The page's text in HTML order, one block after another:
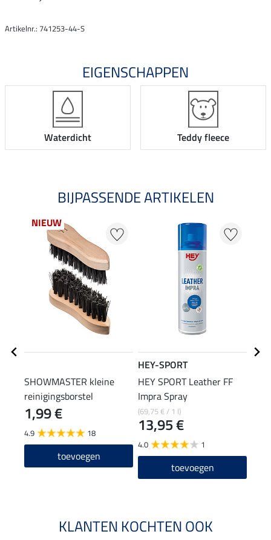
Artikelnr.: 741253-44-S
EIGENSCHAPPEN
Waterdicht Teddy fleece
BIJPASSENDE ARTIKELEN
NIEUW
SHOWMASTER kleine
reinigingsborstel
1,99 €
4.9 18
toevoegen
HEY-SPORT
HEY SPORT Leather FF
Impra Spray
(69,75 € / 1 l)
13,95 €
4.0 1
toevoegen
KLANTEN KOCHTEN OOK